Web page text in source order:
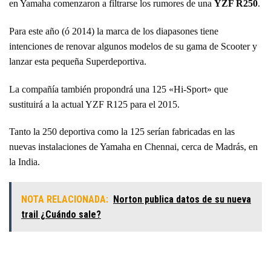
en Yamaha comenzaron a filtrarse los rumores de una YZF R250.
Para este año (ó 2014) la marca de los diapasones tiene
intenciones de renovar algunos modelos de su gama de Scooter y
lanzar esta pequeña Superdeportiva.
La compañía también propondrá una 125 «Hi-Sport» que
sustituirá a la actual YZF R125 para el 2015.
Tanto la 250 deportiva como la 125 serían fabricadas en las
nuevas instalaciones de Yamaha en Chennai, cerca de Madrás, en
la India.
NOTA RELACIONADA: Norton publica datos de su nueva
trail ¿Cuándo sale?